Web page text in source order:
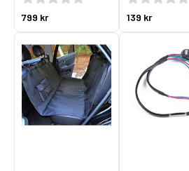
799 kr 139 kr